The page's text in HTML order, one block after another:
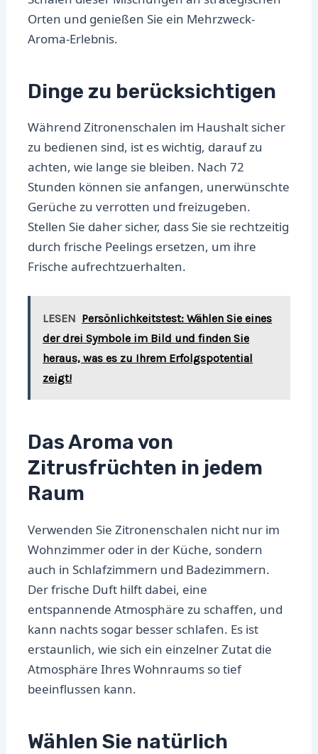
Orten und genießen Sie ein Mehrzweck-
Aroma-Erlebnis.
Dinge zu berücksichtigen
Während Zitronenschalen im Haushalt sicher
zu bedienen sind, ist es wichtig, darauf zu
achten, wie lange sie bleiben. Nach 72
Stunden können sie anfangen, unerwünschte
Gerüche zu verrotten und freizugeben.
Stellen Sie daher sicher, dass Sie sie rechtzeitig
durch frische Peelings ersetzen, um ihre
Frische aufrechtzuerhalten.
LESEN Persönlichkeitstest: Wählen Sie eines
der drei Symbole im Bild und finden Sie
heraus, was es zu Ihrem Erfolgspotential
zeigt!
Das Aroma von
Zitrusfrüchten in jedem
Raum
Verwenden Sie Zitronenschalen nicht nur im
Wohnzimmer oder in der Küche, sondern
auch in Schlafzimmern und Badezimmern.
Der frische Duft hilft dabei, eine
entspannende Atmosphäre zu schaffen, und
kann nachts sogar besser schlafen. Es ist
erstaunlich, wie sich ein einzelner Zutat die
Atmosphäre Ihres Wohnraums so tief
beeinflussen kann.
Wählen Sie natürlich